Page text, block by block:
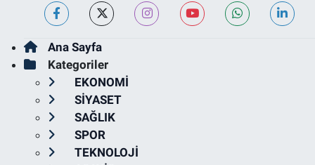
Ana Sayfa
Kategoriler
EKONOMİ
SİYASET
SAĞLIK
SPOR
TEKNOLOJİ